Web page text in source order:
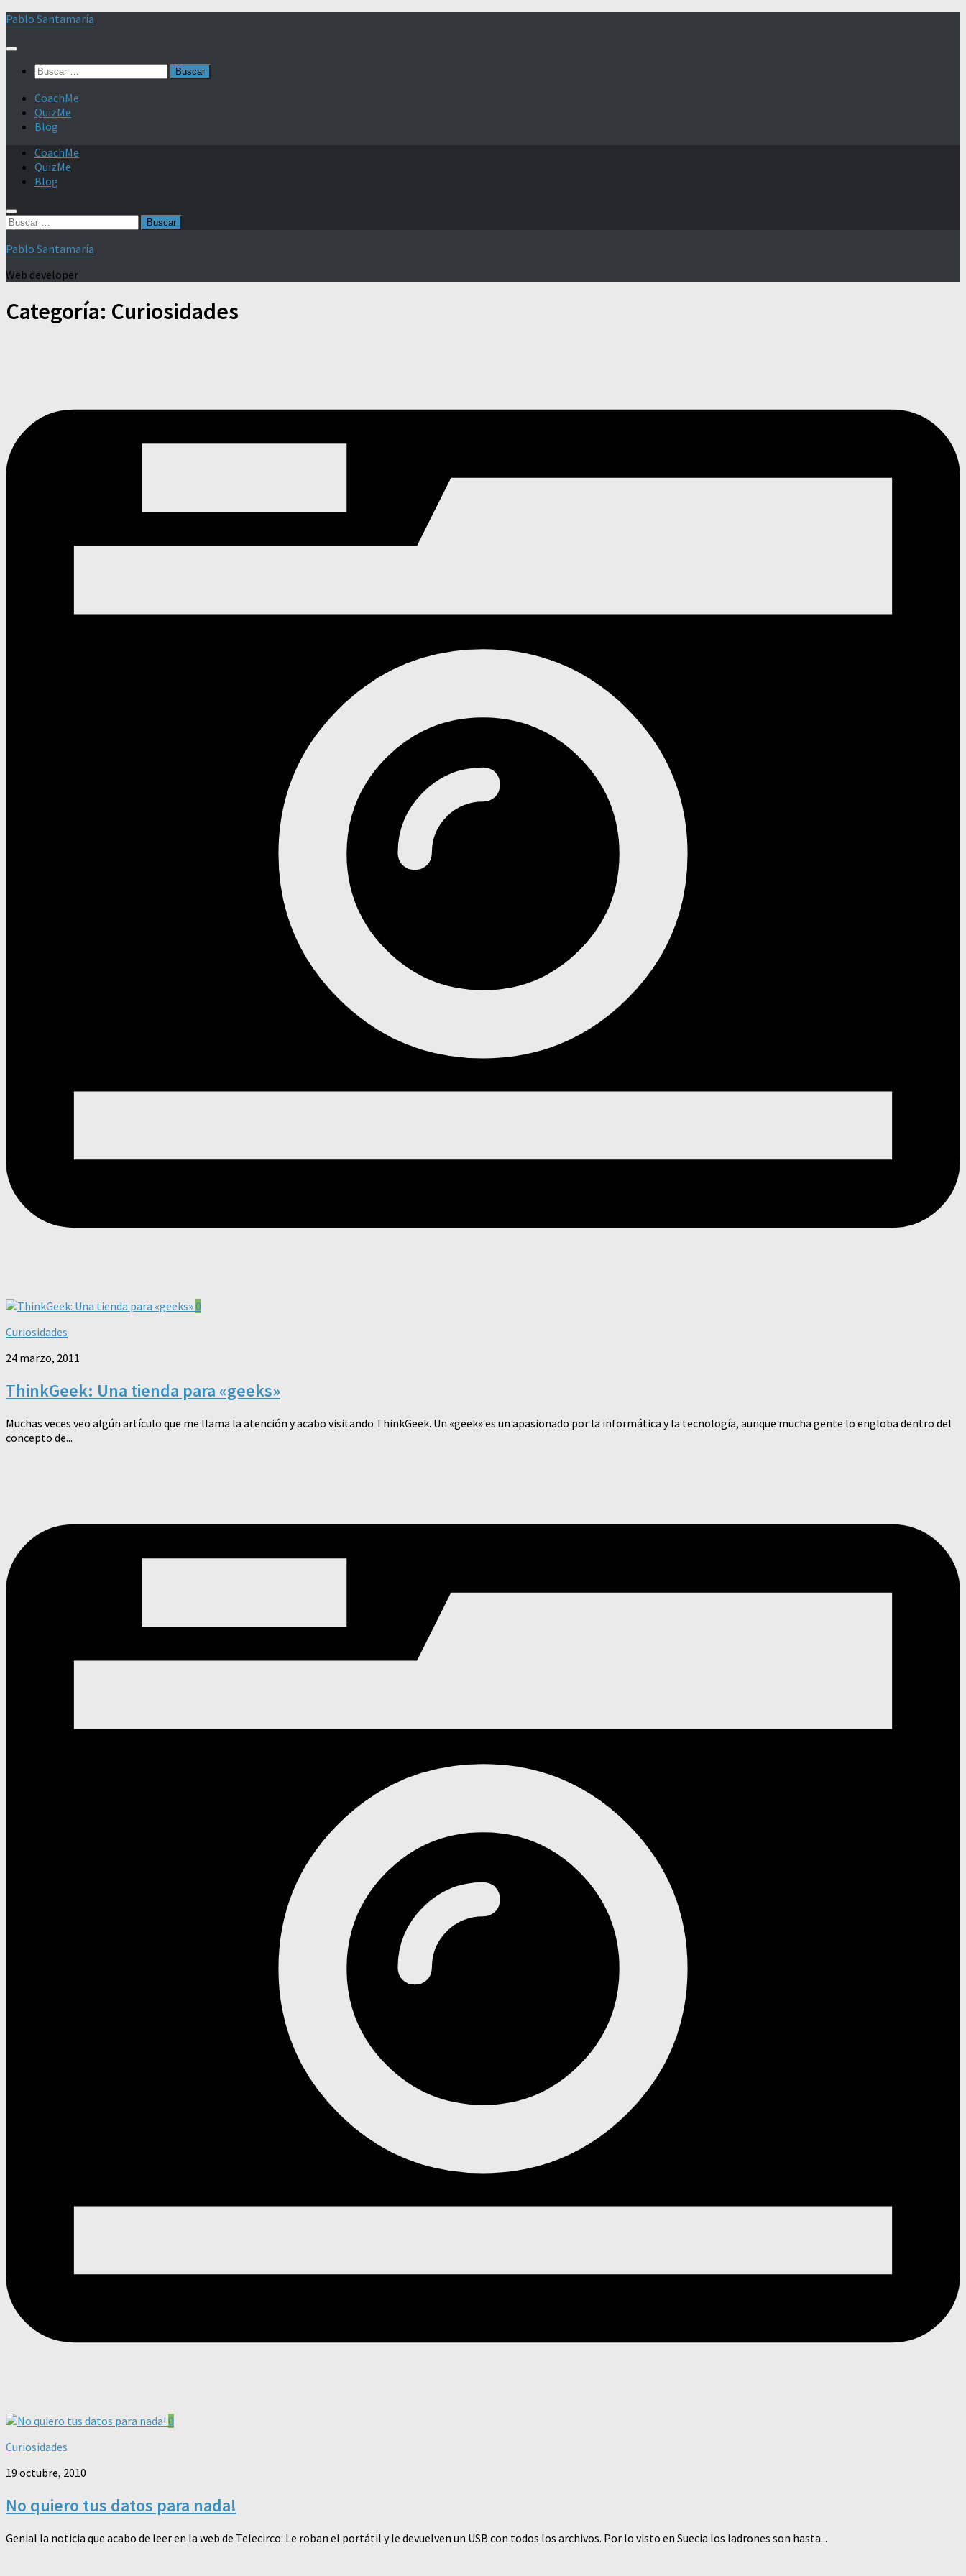
Saltar
contenido
Pablo Santamaría
Buscar:
CoachMe
QuizMe
Blog
CoachMe
QuizMe
Blog
Buscar:
Pablo Santamaría
Web developer
Categoría: Curiosidades
0
Curiosidades
24 marzo, 2011
ThinkGeek: Una tienda para «geeks»
Muchas veces veo algún artículo que me llama la atención y acabo visitando ThinkGeek. Un «geek» es un apasionado por la informática y la tecnología, aunque mucha gente lo engloba dentro del
concepto de...
0
Curiosidades
19 octubre, 2010
No quiero tus datos para nada!
Genial la noticia que acabo de leer en la web de Telecirco: Le roban el portátil y le devuelven un USB con todos los archivos. Por lo visto en Suecia los ladrones son hasta...